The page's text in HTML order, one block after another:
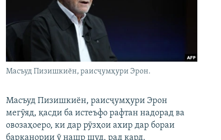
Масъуд Пизишкиён, раисҷумҳури Эрон.
Масъуд Пизишкиён, раисҷумҳури Эрон
мегӯяд, қасди ба истеъфо рафтан надорад ва
овозаҳоеро, ки дар рӯзҳои ахир дар бораи
барканории ӯ нашр шуд, рад кард.